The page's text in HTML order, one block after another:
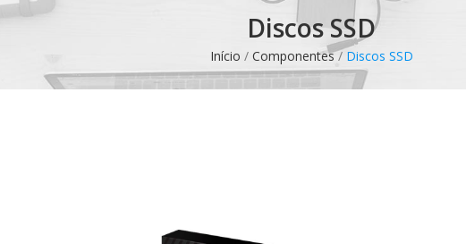
Discos SSD
Início Componentes Discos SSD